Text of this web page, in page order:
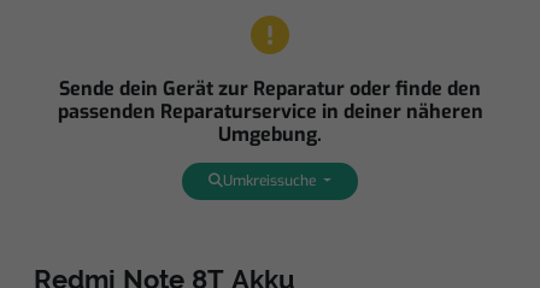
Sende dein Gerät zur Reparatur oder finde den
passenden Reparaturservice in deiner näheren
Umgebung.
Umkreissuche
Redmi Note 8T Akku